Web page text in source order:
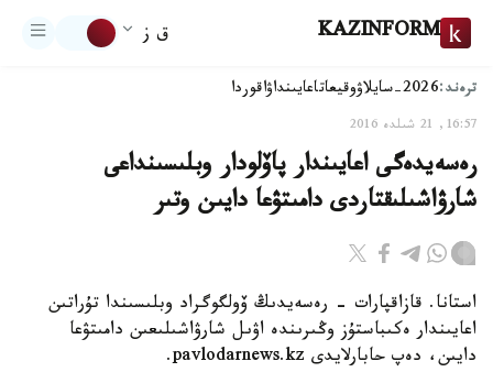
KAZINFORM ق ز
ترەند:2026-سايلاۋ وقيعاتاعايىنداۋاقوردا
16:57, 21 شىلدە 2016
رەسەيدەگى اعايىندار پاۆلودار وبلىسىنداعى
شارۋاشىلىقتاردى دامىتۋعا دايىن وتىر
استانا. قازاقپارات - رەسەيدىڭ ۆولگوگراد وبلىسىندا تۇراتىن
اعايىندار ەكىباستۇز وڭىرىندە اۋىل شارۋاشىلىعىن دامىتۋعا
دايىن، دەپ حابارلايدى pavlodarnews.kz.